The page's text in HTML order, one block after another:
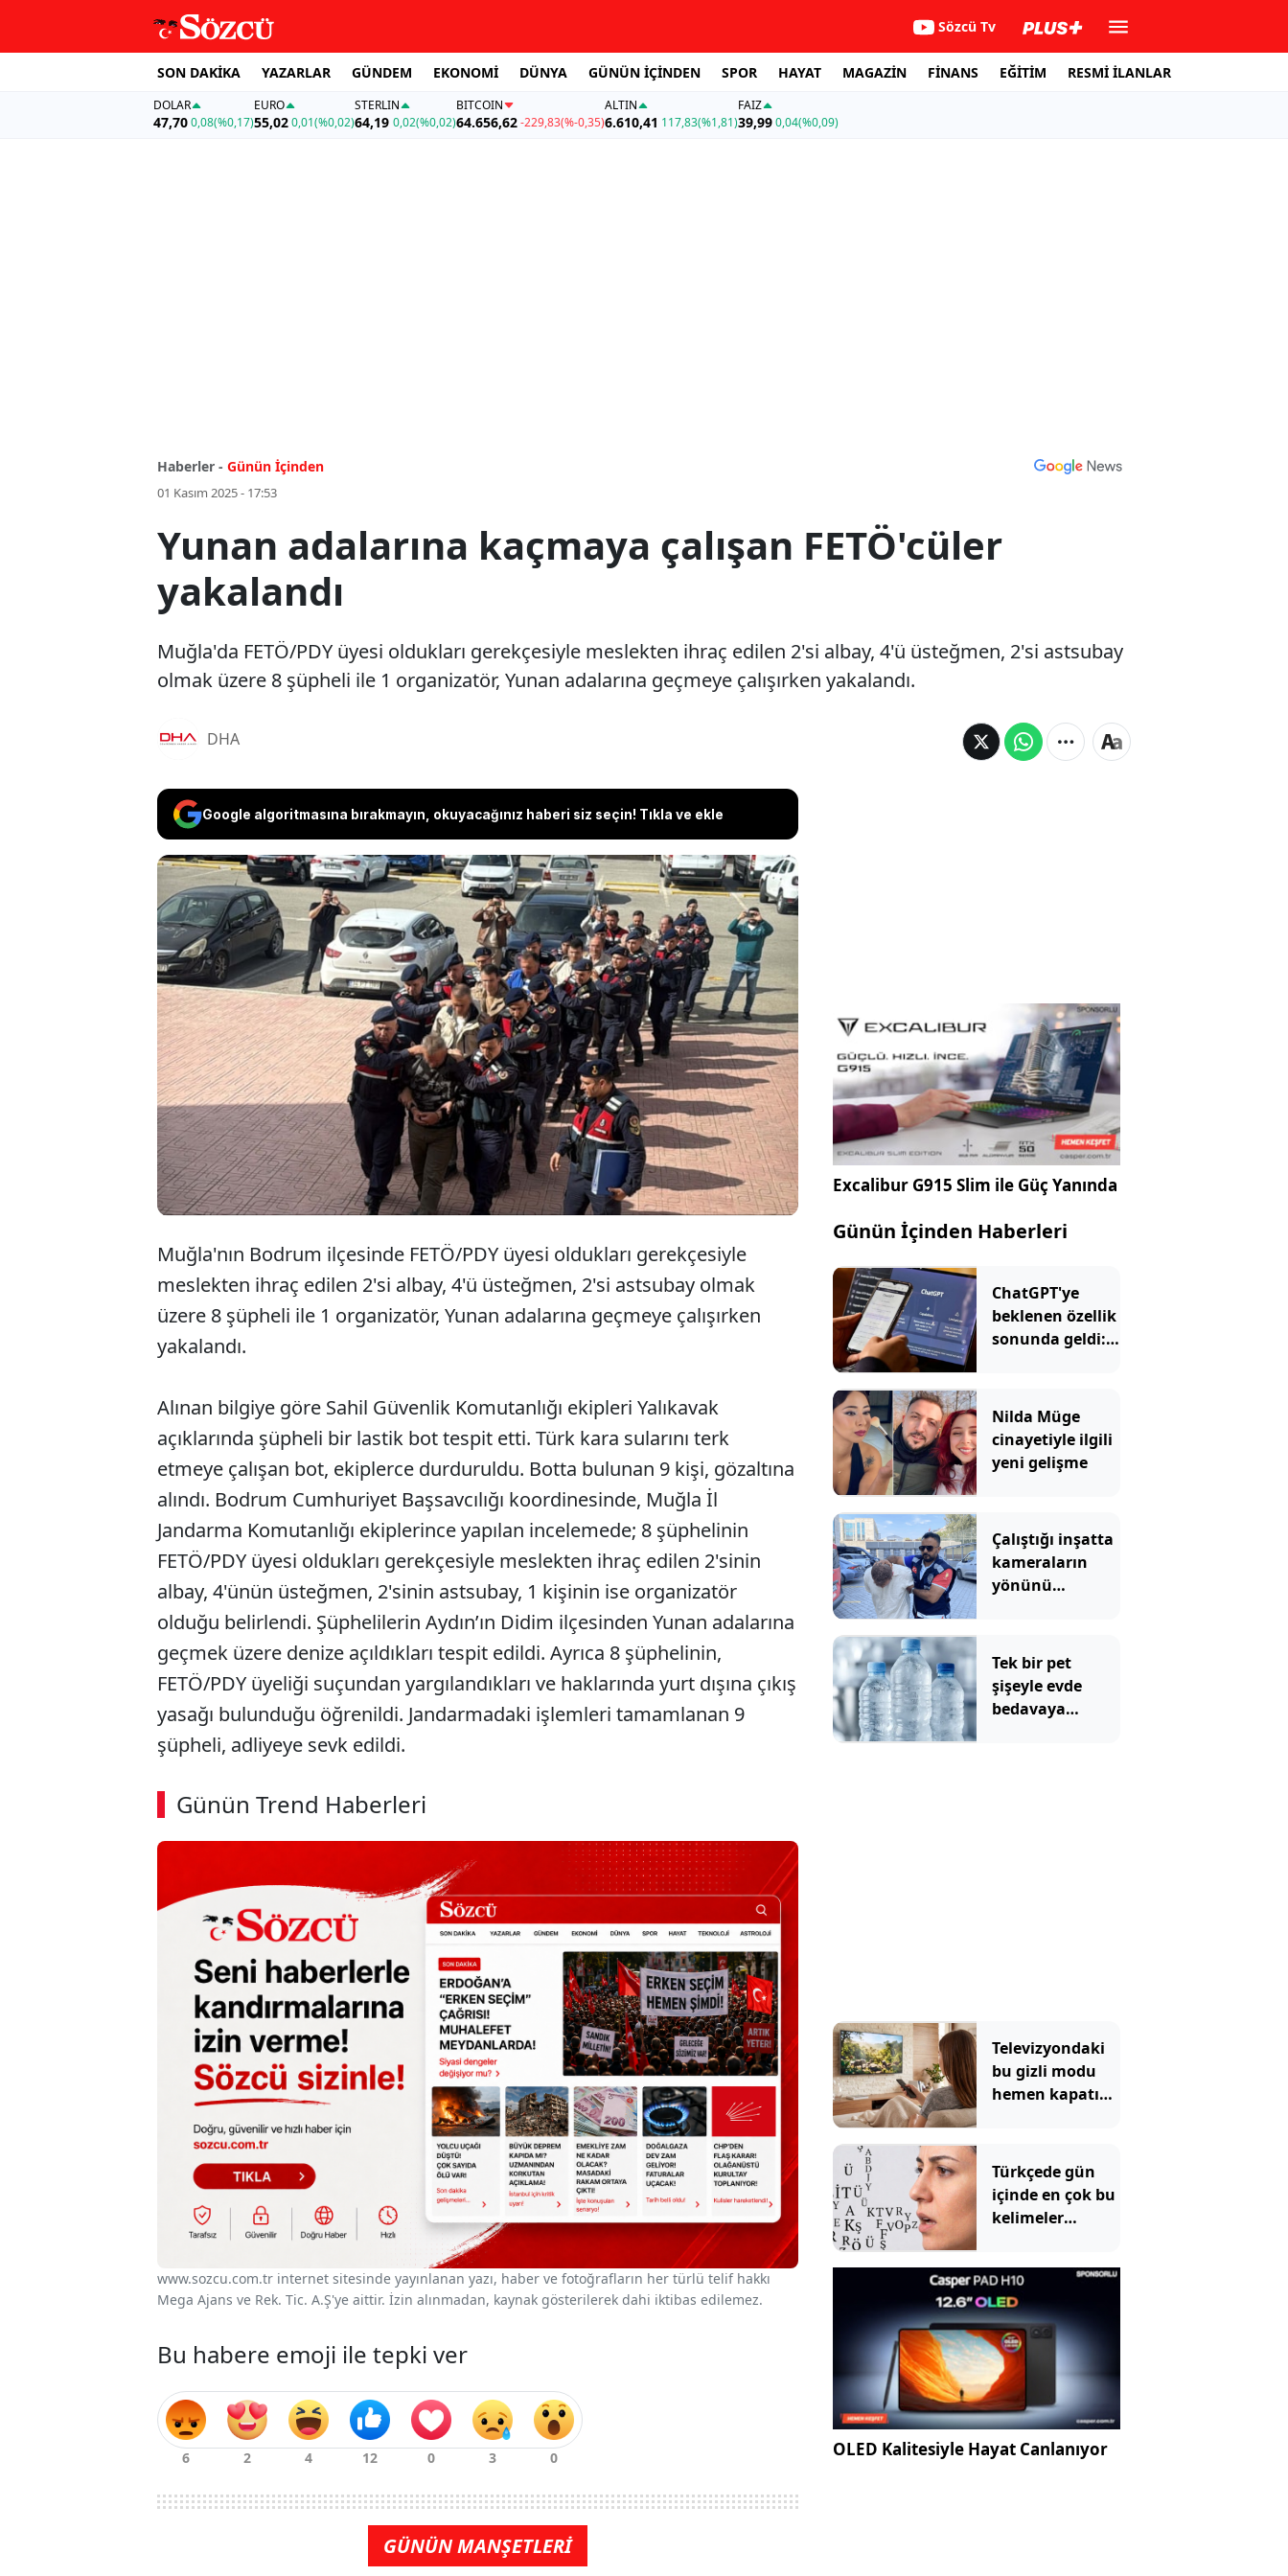
Sözcü Tv
SON DAKİKA YAZARLAR GÜNDEM EKONOMİ DÜNYA GÜNÜN İÇİNDEN SPOR HAYAT MAGAZİN FİNANS EĞİTİM RESMİ İLANLAR
DOLAR
47,700,08(%0,17)
EURO
55,02 0,01(%0,02)
STERLIN
64,19 0,02(%0,02)
BITCOIN
64.656,62-229,83(%-0,35)
ALTIN
6.610,41 117,83(%1,81)
FAİZ
39,990,04(%0,09)
Haberler - Günün İçinden
01 Kasım 2025 - 17:53
Yunan adalarına kaçmaya çalışan FETÖ'cüler
yakalandı
Muğla'da FETÖ/PDY üyesi oldukları gerekçesiyle meslekten ihraç edilen 2'si albay, 4'ü üsteğmen, 2'si astsubay
olmak üzere 8 şüpheli ile 1 organizatör, Yunan adalarına geçmeye çalışırken yakalandı.
DHA
Google algoritmasına bırakmayın, okuyacağınız haberi siz seçin! Tıkla ve ekle
Muğla'da FETÖ/PDY üyesi oldukları gerekçesiyle meslekten
ihraç edilen 2'si albay, 4'ü üsteğmen, 2'si astsubay olmak
üzere 8 şüpheli ile 1 organizatör, Yunan adalarına geçmeye
çalışırken yakalandı.
Muğla'nın Bodrum ilçesinde FETÖ/PDY üyesi oldukları gerekçesiyle
meslekten ihraç edilen 2'si albay, 4'ü üsteğmen, 2'si astsubay olmak
üzere 8 şüpheli ile 1 organizatör, Yunan adalarına geçmeye çalışırken
yakalandı.
Alınan bilgiye göre Sahil Güvenlik Komutanlığı ekipleri Yalıkavak
açıklarında şüpheli bir lastik bot tespit etti. Türk kara sularını terk
etmeye çalışan bot, ekiplerce durduruldu. Botta bulunan 9 kişi, gözaltına
alındı. Bodrum Cumhuriyet Başsavcılığı koordinesinde, Muğla İl
Jandarma Komutanlığı ekiplerince yapılan incelemede; 8 şüphelinin
FETÖ/PDY üyesi oldukları gerekçesiyle meslekten ihraç edilen 2'sinin
albay, 4'ünün üsteğmen, 2'sinin astsubay, 1 kişinin ise organizatör
olduğu belirlendi. Şüphelilerin Aydın’ın Didim ilçesinden Yunan adalarına
geçmek üzere denize açıldıkları tespit edildi. Ayrıca 8 şüphelinin,
FETÖ/PDY üyeliği suçundan yargılandıkları ve haklarında yurt dışına çıkış
yasağı bulunduğu öğrenildi. Jandarmadaki işlemleri tamamlanan 9
şüpheli, adliyeye sevk edildi.
Günün Trend Haberleri
00:02 / 02:14
www.sozcu.com.tr internet sitesinde yayınlanan yazı, haber ve fotoğrafların her türlü telif hakkı
Mega Ajans ve Rek. Tic. A.Ş'ye aittir. İzin alınmadan, kaynak gösterilerek dahi iktibas edilemez.
Bu habere emoji ile tepki ver
GÜNÜN MANŞETLERİ
Excalibur G915 Slim ile Güç Yanında
Günün İçinden Haberleri
ChatGPT'ye
beklenen özellik
sonunda geldi:
Nilda Müge
cinayetiyle ilgili
yeni gelişme
Çalıştığı inşatta
kameraların
yönünü
çaldı
Tek bir pet
şişeyle evde
bedavaya
Televizyondaki
bu gizli modu
hemen kapatın:
Türkçede gün
içinde en çok bu
kelimeler
OLED Kalitesiyle Hayat Canlanıyor